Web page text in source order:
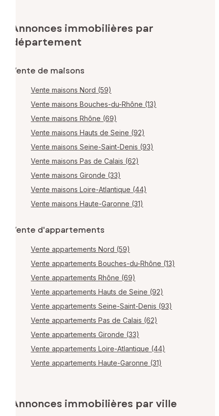
Annonces immobilières par
département
Vente de maisons
Vente maisons Nord (59)
Vente maisons Bouches-du-Rhône (13)
Vente maisons Rhône (69)
Vente maisons Hauts de Seine (92)
Vente maisons Seine-Saint-Denis (93)
Vente maisons Pas de Calais (62)
Vente maisons Gironde (33)
Vente maisons Loire-Atlantique (44)
Vente maisons Haute-Garonne (31)
Vente d'appartements
Vente appartements Nord (59)
Vente appartements Bouches-du-Rhône (13)
Vente appartements Rhône (69)
Vente appartements Hauts de Seine (92)
Vente appartements Seine-Saint-Denis (93)
Vente appartements Pas de Calais (62)
Vente appartements Gironde (33)
Vente appartements Loire-Atlantique (44)
Vente appartements Haute-Garonne (31)
Annonces immobilières par ville